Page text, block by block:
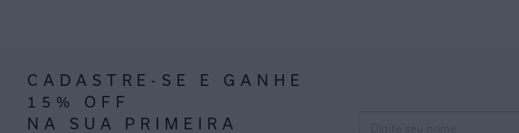
CADASTRE-SE E GANHE
15% OFF
NA SUA PRIMEIRA